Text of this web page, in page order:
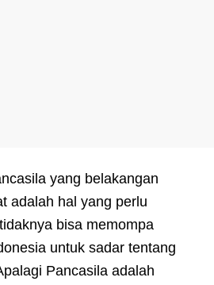
yang belakangan
adalah hal yang perlu
bisa memompa
untuk sadar tentang
Pancasila adalah